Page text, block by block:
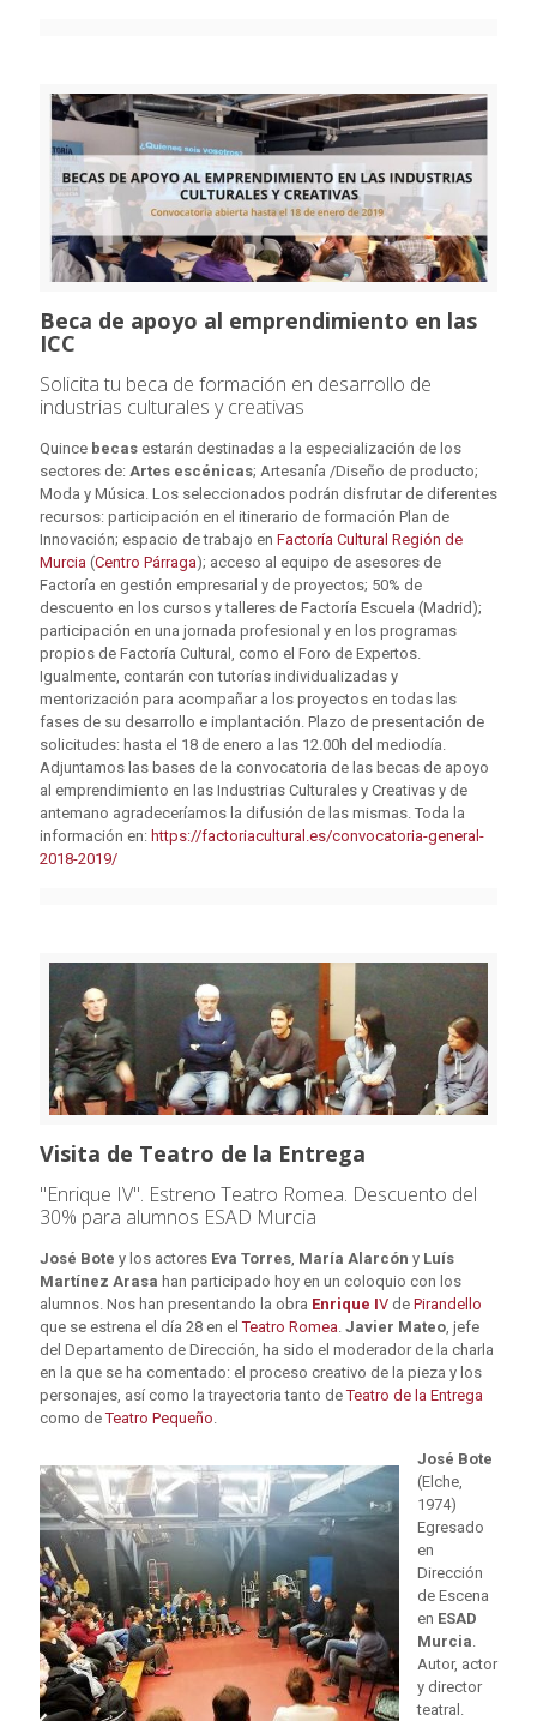
Beca de apoyo al emprendimiento en las
ICC
Solicita tu beca de formación en desarrollo de
industrias culturales y creativas
Quince becas estarán destinadas a la especialización de los
sectores de: Artes escénicas; Artesanía /Diseño de producto;
Moda y Música. Los seleccionados podrán disfrutar de diferentes
recursos: participación en el itinerario de formación Plan de
Innovación; espacio de trabajo en Factoría Cultural Región de
Murcia (Centro Párraga); acceso al equipo de asesores de
Factoría en gestión empresarial y de proyectos; 50% de
descuento en los cursos y talleres de Factoría Escuela (Madrid);
participación en una jornada profesional y en los programas
propios de Factoría Cultural, como el Foro de Expertos.
Igualmente, contarán con tutorías individualizadas y
mentorización para acompañar a los proyectos en todas las
fases de su desarrollo e implantación. Plazo de presentación de
solicitudes: hasta el 18 de enero a las 12.00h del mediodía.
Adjuntamos las bases de la convocatoria de las becas de apoyo
al emprendimiento en las Industrias Culturales y Creativas y de
antemano agradeceríamos la difusión de las mismas. Toda la
información en: https://factoriacultural.es/convocatoria-general-
2018-2019/
Visita de Teatro de la Entrega
"Enrique IV". Estreno Teatro Romea. Descuento del
30% para alumnos ESAD Murcia
José Bote y los actores Eva Torres, María Alarcón y Luís
Martínez Arasa han participado hoy en un coloquio con los
alumnos. Nos han presentando la obra Enrique IV de Pirandello
que se estrena el día 28 en elTeatro Romea. Javier Mateo, jefe
del Departamento de Dirección, ha sido el moderador de la charla
en la que se ha comentado: el proceso creativo de la pieza y los
personajes, así como la trayectoria tanto deTeatro de la Entrega
como deTeatro Pequeño.
José Bote
(Elche,
1974)
Egresado
en
Dirección
de Escena
en ESAD
Murcia.
Autor, actor
y director
teatral.